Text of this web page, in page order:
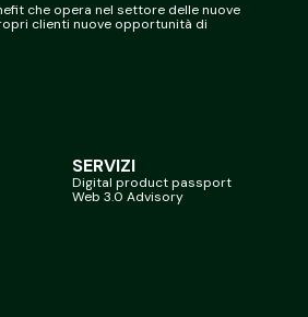
che opera nel settore delle nuove
clienti nuove opportunità di
SERVIZI
Digital product passport
Web 3.0 Advisory